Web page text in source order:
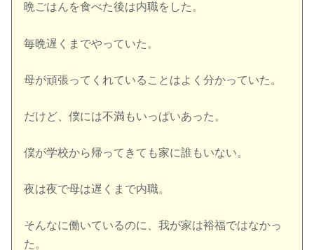
晩ごはんを食べた後は内職をした。
毎晩遅くまでやっていた。
母が頑張ってくれていることはよく分かっていた。
だけど、僕には不満もいっぱいあった。
僕が学校から帰ってきても家に誰もいない。
夜は夜で母は遅くまで内職。
そんなに働いているのに、我が家は裕福ではなかっ
た。